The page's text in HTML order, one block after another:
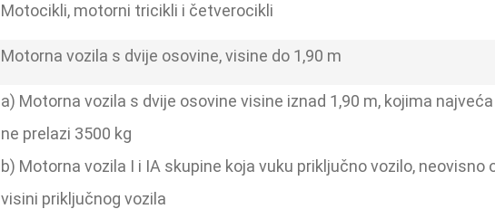
Motocikli, motorni tricikli i četverocikli
Motorna vozila s dvije osovine, visine do 1,90 m
a) Motorna vozila s dvije osovine visine iznad 1,90 m, kojima
ne prelazi 3500 kg
b) Motorna vozila I i IA skupine koja vuku priključno vozilo, neovisno
visini priključnog vozila